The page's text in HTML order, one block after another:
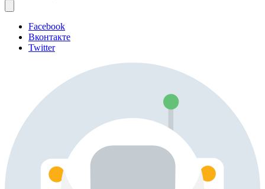
Facebook
Вконтакте
Twitter